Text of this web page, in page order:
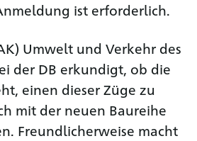
ist erforderlich.
Umwelt und Verkehr des
der DB erkundigt, ob die
einen dieser Züge zu
mit der neuen Baureihe
Freundlicherweise macht